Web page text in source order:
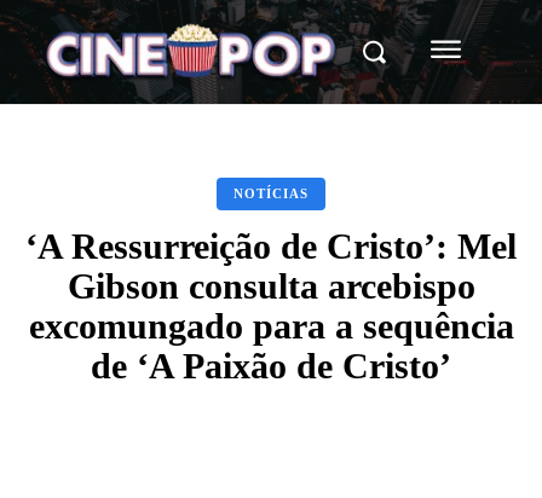
NOTÍCIAS
‘A Ressurreição de Cristo’: Mel
Gibson consulta arcebispo
excomungado para a sequência
de ‘A Paixão de Cristo’